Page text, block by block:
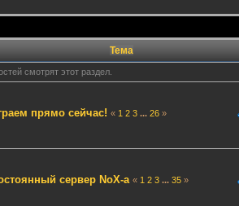
Тема
смотрят этот раздел.
прямо сейчас! « 1 2 3 ... 26»
сервер NoX-а « 1 2 3 ... 35»